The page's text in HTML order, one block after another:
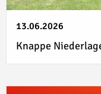
13.06.2026
Knappe